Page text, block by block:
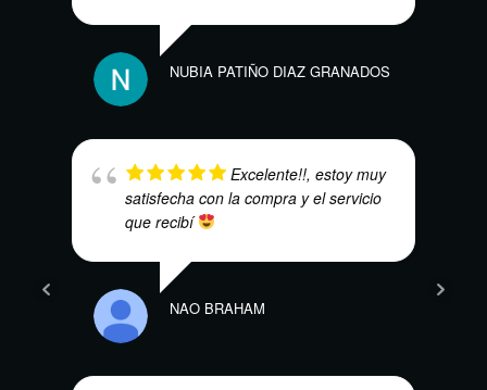
NUBIA PATIÑO DIAZ GRANADOS
Excelente!!, estoy muy
satisfecha con la compra y el servicio
que recibí
NAO BRAHAM